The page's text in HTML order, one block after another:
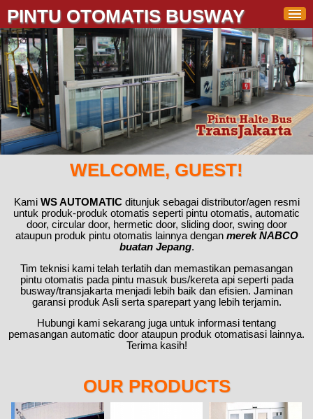
PINTU OTOMATIS BUSWAY
WELCOME, GUEST!
Kami WS AUTOMATICditunjuk sebagai distributor/agen resmi
untuk produk-produk otomatis seperti pintu otomatis, automatic
door, circular door, hermetic door, sliding door, swing door
ataupun produk pintu otomatis lainnya dengan merek NABCO
buatan Jepang.
Tim teknisi kami telah terlatih dan memastikan pemasangan
pintu otomatis pada pintu masuk bus/kereta api seperti pada
busway/transjakarta menjadi lebih baik dan efisien. Jaminan
garansi produk Asli serta sparepart yang lebih terjamin.
Hubungi kami sekarang juga untuk informasi tentang
pemasangan automatic door ataupun produk otomatisasi lainnya.
Terima kasih!
OUR PRODUCTS